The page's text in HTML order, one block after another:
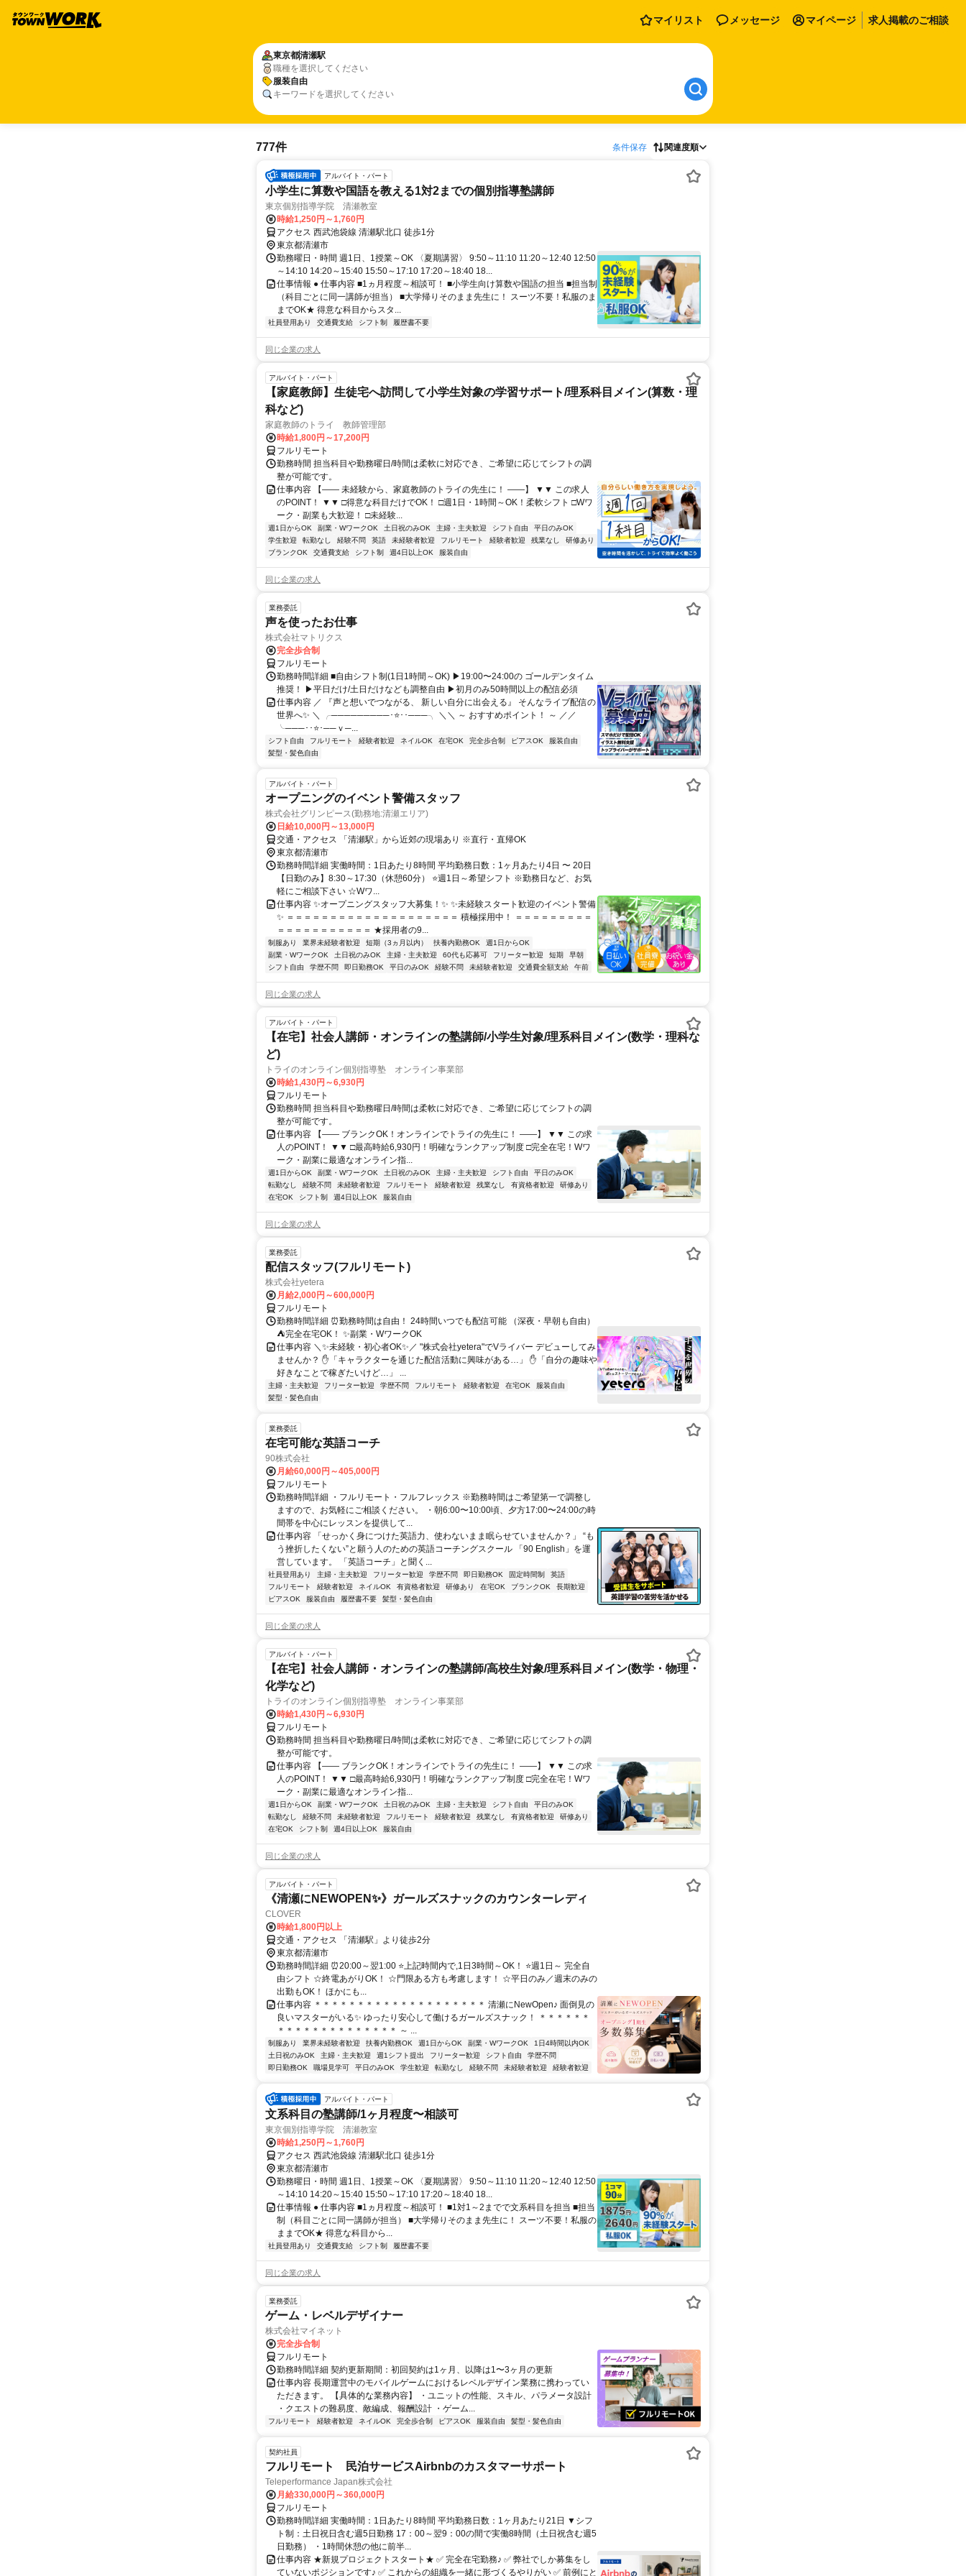
マイリスト メッセージ マイページ 求人掲載のご相談
東京都清瀬駅
職種を選択してください
服装自由
キーワードを選択してください
777件 条件保存 関連度順
アルバイト・パート
小学生に算数や国語を教える1対2までの個別指導塾講師
東京個別指導学院 清瀬教室
時給1,250円～1,760円
アクセス 西武池袋線 清瀬駅北口 徒歩1分
東京都清瀬市
勤務曜日・時間 週1日、1授業～OK 〈夏期講習〉 9:50～11:10 11:20～12:40 12:50
～14:10 14:20～15:40 15:50～17:10 17:20～18:40 18...
仕事情報 ● 仕事内容 ■1ヵ月程度～相談可！ ■小学生向け算数や国語の担当 ■担当制
（科目ごとに同一講師が担当） ■大学帰りそのまま先生に！ スーツ不要！私服のま
までOK★ 得意な科目からスタ...
社員登用あり 交通費支給 シフト制 履歴書不要
同じ企業の求人
アルバイト・パート
【家庭教師】生徒宅へ訪問して小学生対象の学習サポート/理系科目メイン(算数・理
科など)
家庭教師のトライ 教師管理部
時給1,800円～17,200円
フルリモート
勤務時間 担当科目や勤務曜日/時間は柔軟に対応でき、ご希望に応じてシフトの調
整が可能です。
仕事内容 【―― 未経験から、家庭教師のトライの先生に！ ――】 ▼▼ この求人
のPOINT！ ▼▼ □得意な科目だけでOK！ □週1日・1時間～OK！柔軟シフト □Wワ
ーク・副業も大歓迎！ □未経験...
週1日からOK 副業・WワークOK 土日祝のみOK 主婦・主夫歓迎 シフト自由
平日のみOK
学生歓迎
転勤なし 経験不問 英語 未経験者歓迎 フルリモート 経験者歓迎 残業なし
研修あり
ブランクOK
交通費支給 シフト制 週4日以上OK 服装自由
同じ企業の求人
業務委託
声を使ったお仕事
株式会社マトリクス
完全歩合制
フルリモート
勤務時間詳細 ■自由シフト制(1日1時間～OK) ▶19:00〜24:00の ゴールデンタイム
推奨！ ▶平日だけ/土日だけなども調整自由 ▶初月のみ50時間以上の配信必須
仕事内容 ／ 『声と想いでつながる、 新しい自分に出会える』 そんなライブ配信の
世界へ✨ ＼ ╭─────────･⭐･･───╮ ＼＼ ～ おすすめポイント！ ～ ／／
╰───･･⭐･──ｖ─...
シフト自由 フルリモート 経験者歓迎 ネイルOK 在宅OK 完全歩合制 ピアスOK
服装自由
髪型・髪色自由
アルバイト・パート
オープニングのイベント警備スタッフ
株式会社グリンピース(勤務地:清瀬エリア)
日給10,000円～13,000円
交通・アクセス 「清瀬駅」から近郊の現場あり ※直行・直帰OK
東京都清瀬市
勤務時間詳細 実働時間：1日あたり8時間 平均勤務日数：1ヶ月あたり4日 〜 20日
【日勤のみ】8:30～17:30（休憩60分） ⭐週1日～希望シフト ※勤務日など、お気
軽にご相談下さい ☆Wワ...
仕事内容 ✨オープニングスタッフ大募集！✨ ✨未経験スタート歓迎のイベント警備
✨ ＝＝＝＝＝＝＝＝＝＝＝＝＝＝＝＝＝＝＝＝ 積極採用中！ ＝＝＝＝＝＝＝＝＝
＝＝＝＝＝＝＝＝＝＝＝ ★採用者の9...
制服あり 業界未経験者歓迎 短期（3ヵ月以内） 扶養内勤務OK
週1日からOK
副業・WワークOK
土日祝のみOK 主婦・主夫歓迎 60代も応募可 フリーター歓迎 短期
早朝
シフト自由
学歴不問 即日勤務OK 平日のみOK 経験不問 未経験者歓迎 交通費全額支給 午前
同じ企業の求人
アルバイト・パート
【在宅】社会人講師・オンラインの塾講師/小学生対象/理系科目メイン(数学・理科な
ど)
トライのオンライン個別指導塾 オンライン事業部
時給1,430円～6,930円
フルリモート
勤務時間 担当科目や勤務曜日/時間は柔軟に対応でき、ご希望に応じてシフトの調
整が可能です。
仕事内容 【―― ブランクOK！オンラインでトライの先生に！ ――】 ▼▼ この求
人のPOINT！ ▼▼ □最高時給6,930円！明確なランクアップ制度 □完全在宅！Wワ
ーク・副業に最適なオンライン指...
週1日からOK 副業・WワークOK 土日祝のみOK 主婦・主夫歓迎 シフト自由
平日のみOK
転勤なし
経験不問 未経験者歓迎 フルリモート 経験者歓迎 残業なし 有資格者歓迎
研修あり
在宅OK
シフト制 週4日以上OK 服装自由
同じ企業の求人
業務委託
配信スタッフ(フルリモート)
株式会社yetera
月給2,000円～600,000円
フルリモート
勤務時間詳細 ⏰勤務時間は自由！ 24時間いつでも配信可能 （深夜・早朝も自由）
⛺完全在宅OK！ ✨副業・WワークOK
仕事内容 ＼✨未経験・初心者OK✨／ "株式会社yetera"でVライバー デビューしてみ
ませんか？ ✋「キャラクターを通じた配信活動に興味がある…」 ✋「自分の趣味や
好きなことで稼ぎたいけど…」 ...
主婦・主夫歓迎 フリーター歓迎 学歴不問 フルリモート 経験者歓迎 在宅OK
服装自由
髪型・髪色自由
業務委託
在宅可能な英語コーチ
90株式会社
月給60,000円～405,000円
フルリモート
勤務時間詳細 ・フルリモート・フルフレックス ※勤務時間はご希望第一で調整し
ますので、お気軽にご相談ください。 ・朝6:00〜10:00頃、夕方17:00〜24:00の時
間帯を中心にレッスンを提供して...
仕事内容 「せっかく身につけた英語力、使わないまま眠らせていませんか？」 “も
う挫折したくない”と願う人のための英語コーチングスクール 「90 English」を運
営しています。 「英語コーチ」と聞く...
社員登用あり 主婦・主夫歓迎 フリーター歓迎 学歴不問 即日勤務OK 固定時間制
英語
フルリモート
経験者歓迎 ネイルOK 有資格者歓迎 研修あり 在宅OK ブランクOK
長期歓迎
ピアスOK
服装自由 履歴書不要 髪型・髪色自由
同じ企業の求人
アルバイト・パート
【在宅】社会人講師・オンラインの塾講師/高校生対象/理系科目メイン(数学・物理・
化学など)
トライのオンライン個別指導塾 オンライン事業部
時給1,430円～6,930円
フルリモート
勤務時間 担当科目や勤務曜日/時間は柔軟に対応でき、ご希望に応じてシフトの調
整が可能です。
仕事内容 【―― ブランクOK！オンラインでトライの先生に！ ――】 ▼▼ この求
人のPOINT！ ▼▼ □最高時給6,930円！明確なランクアップ制度 □完全在宅！Wワ
ーク・副業に最適なオンライン指...
週1日からOK 副業・WワークOK 土日祝のみOK 主婦・主夫歓迎 シフト自由
平日のみOK
転勤なし
経験不問 未経験者歓迎 フルリモート 経験者歓迎 残業なし 有資格者歓迎
研修あり
在宅OK
シフト制 週4日以上OK 服装自由
同じ企業の求人
アルバイト・パート
《清瀬にNEWOPEN✨》ガールズスナックのカウンターレディ
CLOVER
時給1,800円以上
交通・アクセス 「清瀬駅」より徒歩2分
東京都清瀬市
勤務時間詳細 ⏰20:00～翌1:00 ⭐上記時間内で,1日3時間～OK！ ⭐週1日～ 完全自
由シフト ☆終電あがりOK！ ☆門限ある方も考慮します！ ☆平日のみ／週末のみの
出勤もOK！ ほかにも...
仕事内容 ＊＊＊＊＊＊＊＊＊＊＊＊＊＊＊＊＊＊＊＊ 清瀬にNewOpen♪ 面倒見の
良いマスターがいる✨ ゆったり安心して働けるガールズスナック！ ＊＊＊＊＊＊
＊＊＊＊＊＊＊＊＊＊＊＊＊＊ ～ ...
制服あり 業界未経験者歓迎 扶養内勤務OK 週1日からOK 副業・WワークOK
1日4時間以内OK
土日祝のみOK
主婦・主夫歓迎 週1シフト提出 フリーター歓迎 シフト自由
学歴不問
即日勤務OK
職場見学可 平日のみOK 学生歓迎 転勤なし 経験不問 未経験者歓迎 経験者歓迎
アルバイト・パート
文系科目の塾講師/1ヶ月程度〜相談可
東京個別指導学院 清瀬教室
時給1,250円～1,760円
アクセス 西武池袋線 清瀬駅北口 徒歩1分
東京都清瀬市
勤務曜日・時間 週1日、1授業～OK 〈夏期講習〉 9:50～11:10 11:20～12:40 12:50
～14:10 14:20～15:40 15:50～17:10 17:20～18:40 18...
仕事情報 ● 仕事内容 ■1ヵ月程度～相談可！ ■1対1～2までで文系科目を担当 ■担当
制（科目ごとに同一講師が担当） ■大学帰りそのまま先生に！ スーツ不要！私服の
ままでOK★ 得意な科目から...
社員登用あり 交通費支給 シフト制 履歴書不要
同じ企業の求人
業務委託
ゲーム・レベルデザイナー
株式会社マイネット
完全歩合制
フルリモート
勤務時間詳細 契約更新期間：初回契約は1ヶ月、以降は1〜3ヶ月の更新
仕事内容 長期運営中のモバイルゲームにおけるレベルデザイン業務に携わってい
ただきます。 【具体的な業務内容】 ・ユニットの性能、スキル、パラメータ設計
・クエストの難易度、敵編成、報酬設計 ・ゲーム...
フルリモート 経験者歓迎 ネイルOK 完全歩合制 ピアスOK 服装自由 髪型・髪色自由
契約社員
フルリモート 民泊サービスAirbnbのカスタマーサポート
Teleperformance Japan株式会社
月給330,000円～360,000円
フルリモート
勤務時間詳細 実働時間：1日あたり8時間 平均勤務日数：1ヶ月あたり21日 ▼シフ
ト制：土日祝日含む週5日勤務 17：00～翌9：00の間で実働8時間（土日祝含む週5
日勤務） ・1時間休憩の他に前半...
仕事内容 ★新規プロジェクトスタート★ ✅ 完全在宅勤務♪ ✅ 弊社でしか募集をし
ていないポジションです♪ ✅ これからの組織を一緒に形づくるやりがい ✅ 前例にと